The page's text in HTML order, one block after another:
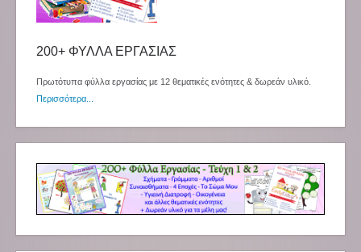
200+ ΦΥΛΛΑ ΕΡΓΑΣΙΑΣ
Πρωτότυπα φύλλα εργασίας με 12 θεματικές ενότητες & δωρεάν υλικό.
Περισσότερα...